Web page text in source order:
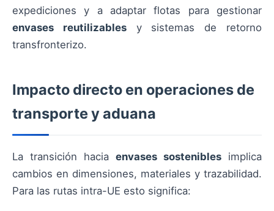
expediciones y a adaptar flotas para gestionar
envases reutilizablesy sistemas de retorno
transfronterizo.
Impacto directo en operaciones de
transporte y aduana
La transición hacia envases sostenibles implica
cambios en dimensiones, materiales y trazabilidad.
Para las rutas intra-UE esto significa: